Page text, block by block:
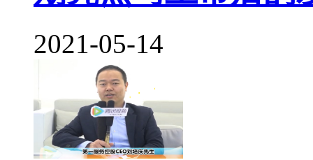
2021-05-14